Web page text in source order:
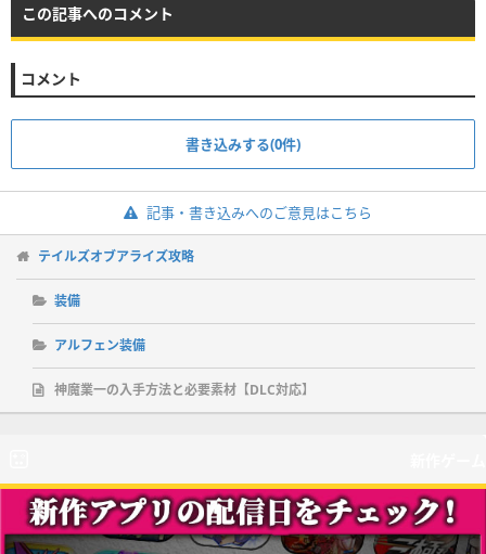
この記事へのコメント
コメント
書き込みする(0件)
記事・書き込みへのご意見はこちら
テイルズオブアライズ攻略
装備
アルフェン装備
神魔業一の入手方法と必要素材【DLC対応】